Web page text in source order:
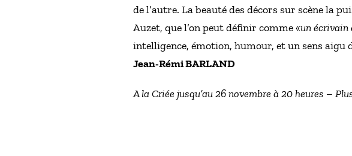
de l’autre. La beauté des décors sur scène la
Auzet, que l’on peut définir comme «un écrivain
intelligence, émotion, humour, et un sens aigu
Jean-Rémi BARLAND
A la Criée jusqu’au 26 novembre à 20 heures –